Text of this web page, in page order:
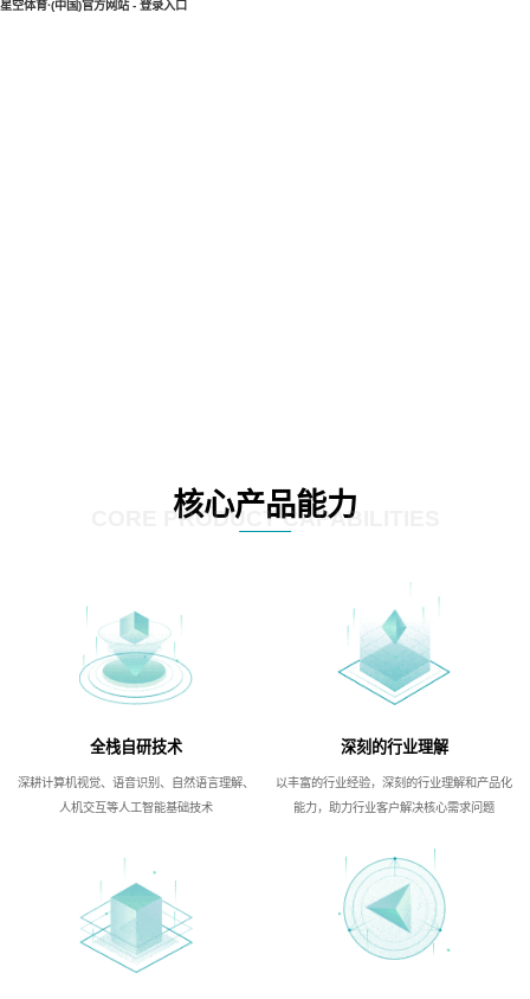
星空体育·(中国)官方网站 - 登录入口
核心产品能力
CORE PRODUCT CAPABILITIES
全栈自研技术
深耕计算机视觉、语音识别、自然语言理解、
人机交互等人工智能基础技术
深刻的行业理解
以丰富的行业经验，深刻的行业理解和产品化
能力，助力行业客户解决核心需求问题